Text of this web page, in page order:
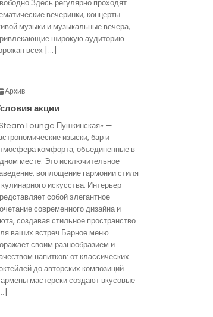
регулярно проходят
вечеринки, концерты
музыки и музыкальные вечера,
широкую аудиторию
всех […]
Архив
акции
Lounge Пушкинская» —
изыски, бар и
комфорта, объединенные в
месте. Это исключительное
воплощение гармонии стиля
кулинарного искусства. Интерьер
собой элегантное
современного дизайна и
создавая стильное пространство
ваших встреч.Барное меню
своим разнообразием и
напитков: от классических
до авторских композиций.
мастерски создают вкусовые